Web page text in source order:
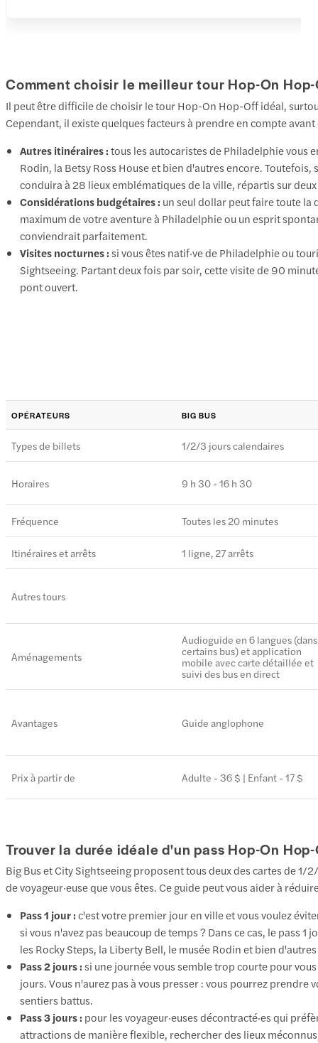
Comment choisir le meilleur tour Hop-On
Il peut être difficile de choisir le tour Hop-On Hop-Off idéal,
Cependant, il existe quelques facteurs à prendre en compte
Autres itinéraires :tous les autocaristes de Philadelphie vous
Rodin, la Betsy Ross House et bien d'autres encore.
conduira à 28 lieux emblématiques de la ville, répartis sur
Considérations budgétaires : un seul dollar peut faire toute la
maximum de votre aventure à Philadelphie ou un esprit
conviendrait parfaitement.
Visites nocturnes :si vous êtes natif·ve de Philadelphie ou
Sightseeing. Partant deux fois par soir, cette visite de 90
pont ouvert.
OPÉRATEURS BIG BUS
Types de billets 1/2/3 jours calendaires
Horaires 9 h 30 - 16 h 30
Fréquence Toutes les 20 minutes
Itinéraires et arrêts 1 ligne, 27 arrêts
Autres tours
Aménagements
Audioguide en 6 langues (dans
certains bus) et application
mobile avec carte détaillée et
suivi des bus en direct
Avantages Guide anglophone
Prix à partir de Adulte - 36 $ | Enfant - 17 $
Trouver la durée idéale d'un pass Hop-On
Big Bus et City Sightseeing proposent tous deux des cartes de
de voyageur·euse que vous êtes. Ce guide peut vous aider à
Pass 1 jour :c'est votre premier jour en ville et vous voulez
si vous n'avez pas beaucoup de temps ? Dans ce cas, le pass
les Rocky Steps, la Liberty Bell, le musée Rodin et bien
Pass 2 jours :si une journée vous semble trop courte pour
jours. Vous n'aurez pas à vous presser : vous pourrez
sentiers battus.
Pass 3 jours : pour les voyageur·euses décontracté·es qui
attractions de manière flexible, rechercher des lieux